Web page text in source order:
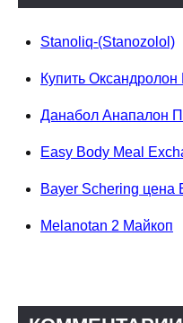
Stanoliq-(Stanozolol)
Купить Оксандролон
Данабол Анапалон
Easy Body Meal
Bayer Schering цена
Melanotan 2 Майкоп